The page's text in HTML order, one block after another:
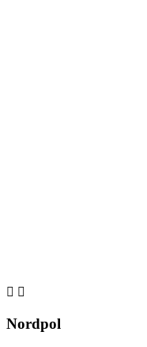
 
Nordpol